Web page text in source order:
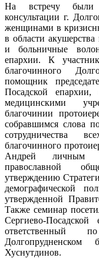
На встречу были
консультации г.
женщинами в
в области
и больничные
епархии. К
благочинного
помощник
Посадской епархии,
медицинскими
благочинии
собравшимся слова
сотрудничества
благочинного
Андрей личным
православной
утверждению
демографической
утвержденной
Также семинар
Сергиево-
ответственный
Долгопрудненском
Хуснутдинов.